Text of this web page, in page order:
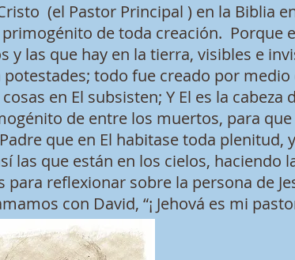
(el Pastor Principal ) en la Biblia
de toda creación. Porque
y las que hay en la tierra, visibles e
todo fue creado por medio
en El subsisten; Y El es la cabeza
de entre los muertos, para
que en El habitase toda plenitud,
las que están en los cielos, haciendo
reflexionar sobre la persona de
con David, “¡ Jehová es mi